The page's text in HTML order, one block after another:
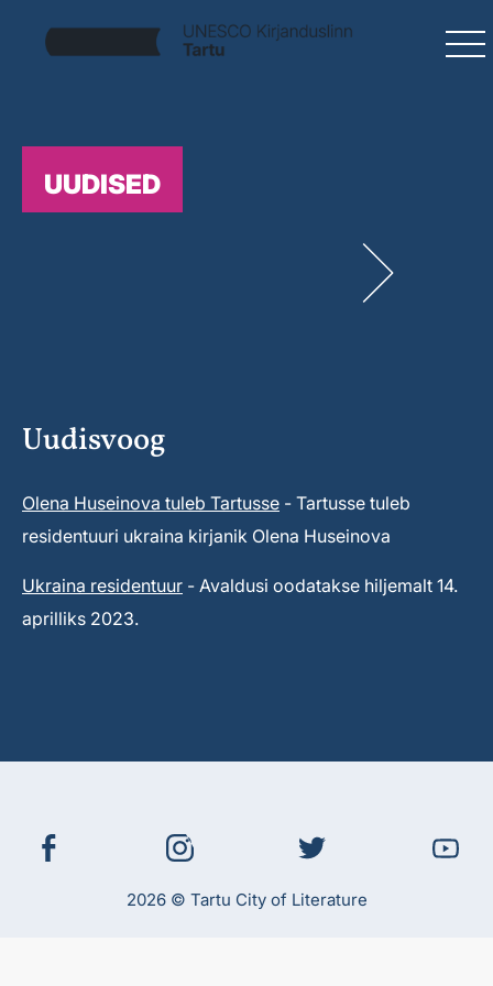
UUDISED
Uudisvoog
Olena Huseinova tuleb Tartusse - Tartusse tuleb
residentuuri ukraina kirjanik Olena Huseinova
Ukraina residentuur - Avaldusi oodatakse hiljemalt 14.
aprilliks 2023.
2026 © Tartu City of Literature